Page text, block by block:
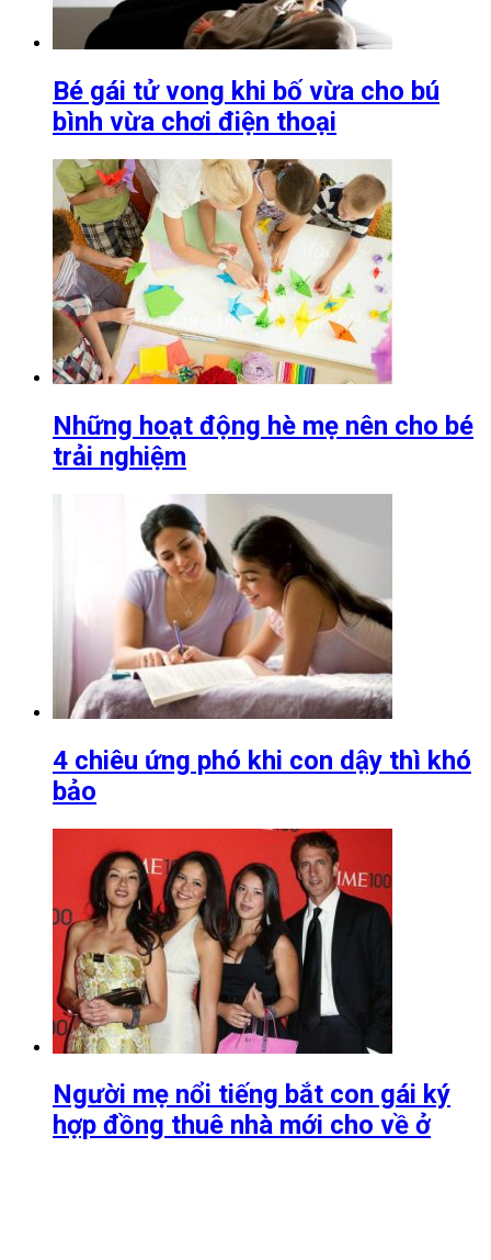
Bé gái tử vong khi bố vừa cho bú
bình vừa chơi điện thoại
Những hoạt động hè mẹ nên cho bé
trải nghiệm
4 chiêu ứng phó khi con dậy thì khó
bảo
Người mẹ nổi tiếng bắt con gái ký
hợp đồng thuê nhà mới cho về ở